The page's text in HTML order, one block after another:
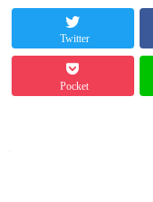
Twitter
Pocket